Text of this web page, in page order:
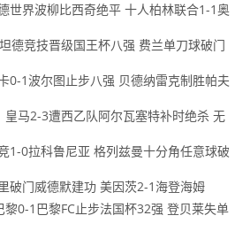
世界波柳比西奇绝平 十人柏林联合1-1奥
德竞技晋级国王杯八强 费兰单刀球破门
0-1波尔图止步八强 贝德纳雷克制胜帕夫
马2-3遭西乙队阿尔瓦塞特补时绝杀 无
1-0拉科鲁尼亚 格列兹曼十分角任意球破
破门威德默建功 美因茨2-1海登海姆
0-1巴黎FC止步法国杯32强 登贝莱失单